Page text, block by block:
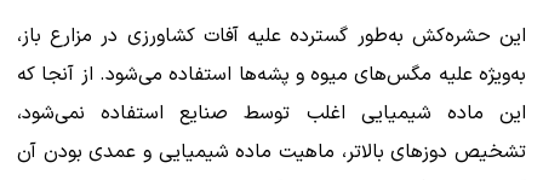
این حشره‌کش به‌طور گسترده علیه آفات کشاورزی در مزارع باز،
به‌ویژه علیه مگس‌های میوه و پشه‌ها استفاده می‌شود. از آنجا که
این ماده شیمیایی اغلب توسط صنایع استفاده نمی‌شود،
تشخیص دوزهای بالاتر، ماهیت ماده شیمیایی و عمدی بودن آن